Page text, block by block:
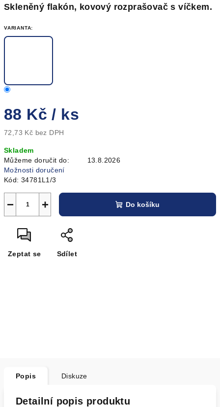
Skleněný flakón, kovový rozprašovač s víčkem.
VARIANTA:
88 Kč/ ks
72,73 Kč bez DPH
cena:
Skladem
Můžeme doručit do:
13.8.2026
Možnosti doručení
Kód: 34781L1/3
+
− Do košíku
Zeptat se Sdílet
Popis Diskuze
Detailní popis produktu